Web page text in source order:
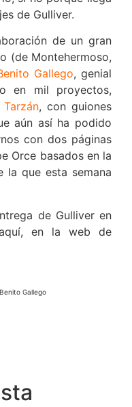
de Gulliver.
de un gran
(de Montehermoso,
Gallego, genial
en mil proyectos,
Tarzán, con guiones
aún así ha podido
con dos páginas
Orce basados en la
la que esta semana
de Gulliver en
en la web de
Gallego